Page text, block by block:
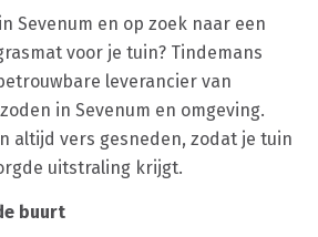
Sevenum en op zoek naar een
voor je tuin? Tindemans
leverancier van
in Sevenum en omgeving.
altijd vers gesneden, zodat je tuin
uitstraling krijgt.
buurt